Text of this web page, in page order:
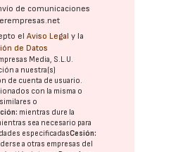
de comunicaciones
elAviso Legal y la
de Datos
Media, S.L.U.
a nuestra(s)
de cuenta de usuario.
con la misma o
o
mientras dure la
sea necesario para
especificadasCesión:
a otras empresas del